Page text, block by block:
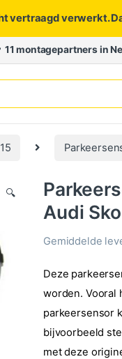
vertraagd verwerkt.
11 montagepartners in
🔍
Audi
Gemiddelde
Deze
worden. Vooral
parkeersensor
bijvoorbeeld
met deze